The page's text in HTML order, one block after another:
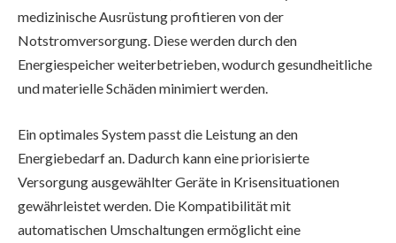
medizinische Ausrüstung profitieren von der
Notstromversorgung. Diese werden durch den
Energiespeicher weiterbetrieben, wodurch gesundheitliche
und materielle Schäden minimiert werden.
Ein optimales System passt die Leistung an den
Energiebedarf an. Dadurch kann eine priorisierte
Versorgung ausgewählter Geräte in Krisensituationen
gewährleistet werden. Die Kompatibilität mit
automatischen Umschaltungen ermöglicht eine